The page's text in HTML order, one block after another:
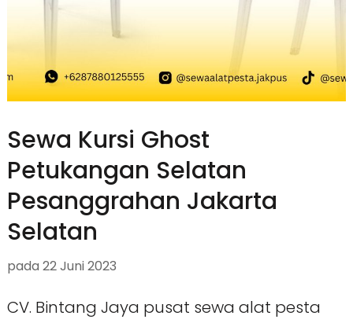
Sewa Kursi Ghost
Petukangan Selatan
Pesanggrahan Jakarta
Selatan
pada 22 Juni 2023
CV. Bintang Jaya pusat sewa alat pesta